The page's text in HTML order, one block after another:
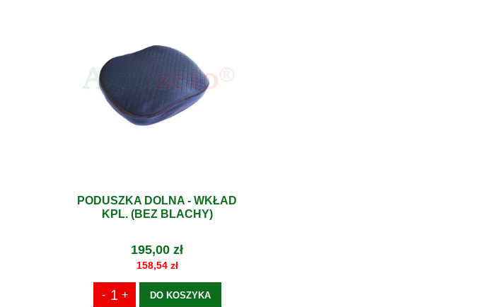
PODUSZKA DOLNA - WKŁAD
KPL. (BEZ BLACHY)
195,00 zł
158,54 zł
DO KOSZYKA